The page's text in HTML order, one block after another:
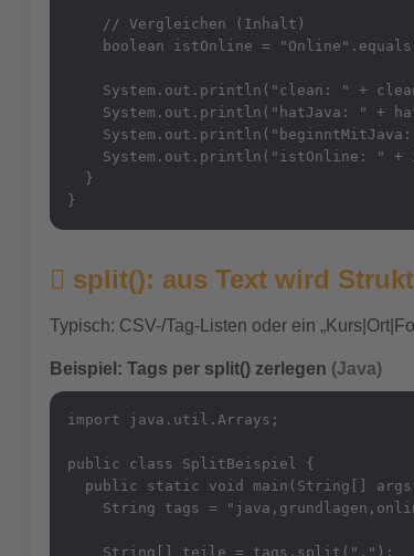
    // Vergleichen (Inhalt)
boolean istOnline =
System.out.println("clean: " +
System.out.println("hatJava: " +
System.out.println("istOnline: " +
  }
}
split(): aus Text wird
Typisch: CSV-/Tag-Listen oder ein
Beispiel: Tags per split() zerlegen (Java)
import java.util.Arrays;
public class SplitBeispiel {
public static void main(String[]
String tags =
    String[] teile = tags.split(",");